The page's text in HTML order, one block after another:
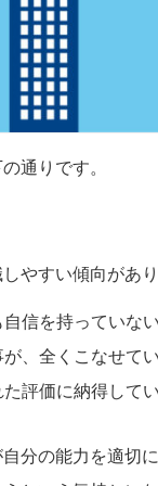
通りです。
やすい傾向があり
信を持っていない
、全くこなせて
評価に納得して
分の能力を適切